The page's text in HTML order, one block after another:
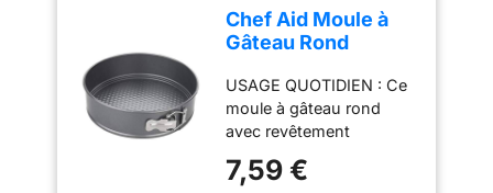
Chef Aid Moule à
Gâteau Rond
Antiadhésif avec
Base Démontable
pour Démoulage
Facile, Adapté au
Réfrigérateur et
USAGE QUOTIDIEN : Ce
moule à gâteau rond
avec revêtement
nettoyer, convient pour
7,59 €